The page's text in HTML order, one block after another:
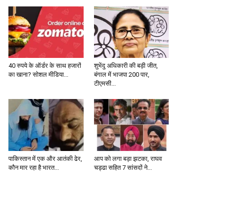
40 रुपये के ऑर्डर के साथ हजारों
का खाना? सोशल मीडिया...
शुभेंदु अधिकारी की बड़ी जीत,
बंगाल में भाजपा 200 पार,
टीएमसी...
पाकिस्तान में एक और आतंकी ढेर,
कौन मार रहा है भारत...
आप को लगा बड़ा झटका, राघव
चड्ढा सहित 7 सांसदों ने...